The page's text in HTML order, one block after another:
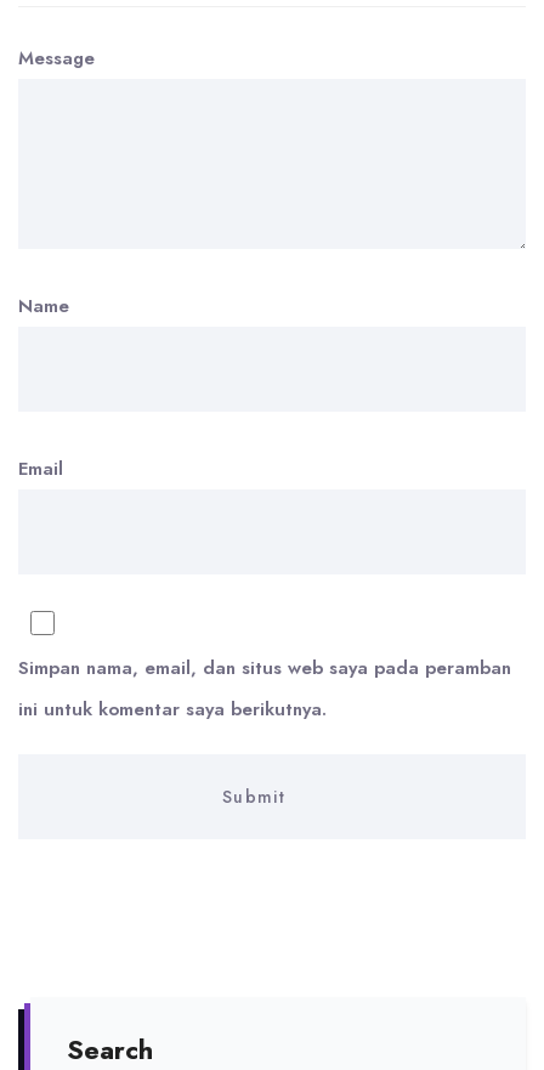
Message
Name
Email
Simpan nama, email, dan situs web saya pada peramban
ini untuk komentar saya berikutnya.
Search